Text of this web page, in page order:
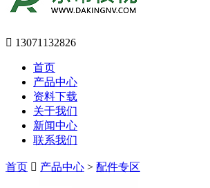
13071132826
首页
产品中心
资料下载
关于我们
新闻中心
联系我们
首页 产品中心 > 配件专区